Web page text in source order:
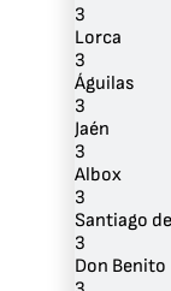
3
Lorca
3
Águilas
3
Jaén
3
Albox
3
Santiago
3
Don Benito